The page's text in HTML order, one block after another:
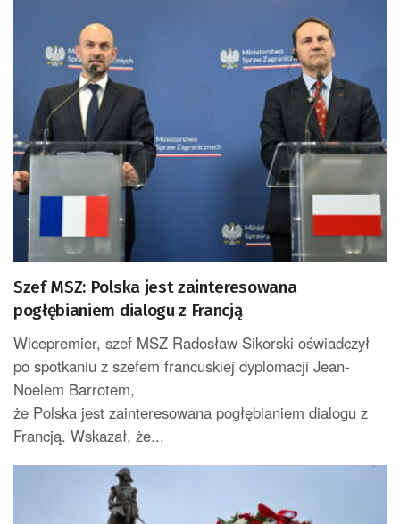
Szef MSZ: Polska jest zainteresowana
pogłębianiem dialogu z Francją
Wicepremier, szef MSZ Radosław Sikorski oświadczył
po spotkaniu z szefem francuskiej dyplomacji Jean-
Noelem Barrotem,
że Polska jest zainteresowana pogłębianiem dialogu z
Francją. Wskazał, że...